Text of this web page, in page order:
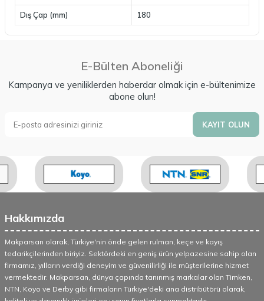
Dış Çap (mm) 180
E-Bülten Aboneliği
Kampanya ve yeniliklerden haberdar olmak için e-bültenimize
abone olun!
KAYIT OLUN
Hakkımızda
Makparsan olarak, Türkiye'nin önde gelen rulman, keçe ve kayış
tedarikçilerinden biriyiz. Sektördeki en geniş ürün yelpazesine sahip olan
firmamız, yılların verdiği deneyim ve güvenilirliği ile müşterilerine hizmet
vermektedir. Makparsan, dünya çapında tanınmış markalar olan Timken,
NTN, Koyo ve Derby gibi firmaların Türkiye'deki ana distribütörü olarak,